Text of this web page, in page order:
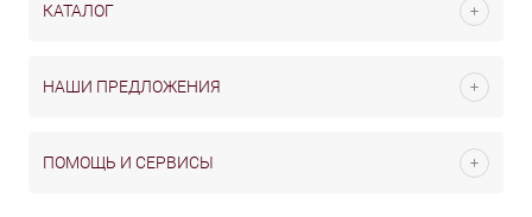
КАТАЛОГ
НАШИ ПРЕДЛОЖЕНИЯ
ПОМОЩЬ И СЕРВИСЫ